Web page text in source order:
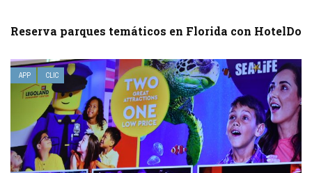
Reserva parques temáticos en Florida con HotelDo
APP CLIC